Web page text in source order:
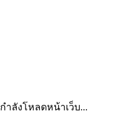
กำลังโหลดหน้าเว็บ...